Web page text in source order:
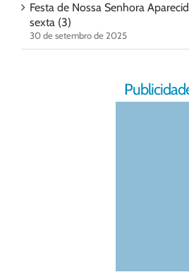
Festa de Nossa Senhora
sexta (3)
30 de setembro de 2025